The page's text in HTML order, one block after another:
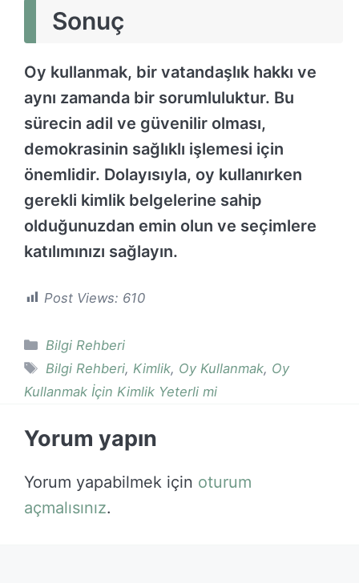
Sonuç
Oy kullanmak, bir vatandaşlık hakkı ve
aynı zamanda bir sorumluluktur. Bu
sürecin adil ve güvenilir olması,
demokrasinin sağlıklı işlemesi için
önemlidir. Dolayısıyla, oy kullanırken
gerekli kimlik belgelerine sahip
olduğunuzdan emin olun ve seçimlere
katılımınızı sağlayın.
Post Views: 610
Kategoriler
Bilgi Rehberi
Etiketler
Bilgi Rehberi, Kimlik, Oy Kullanmak, Oy
Kullanmak İçin Kimlik Yeterli mi
Yorum yapın
Yorum yapabilmek için oturum
açmalısınız.